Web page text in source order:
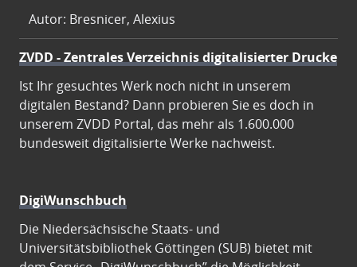
Autor: Bresnicer, Alexius
ZVDD - Zentrales Verzeichnis digitalisierter Drucke
Ist Ihr gesuchtes Werk noch nicht in unserem
digitalen Bestand? Dann probieren Sie es doch in
unserem ZVDD Portal, das mehr als 1.600.000
bundesweit digitalisierte Werke nachweist.
DigiWunschbuch
Die Niedersächsische Staats- und
Universitätsbibliothek Göttingen (SUB) bietet mit